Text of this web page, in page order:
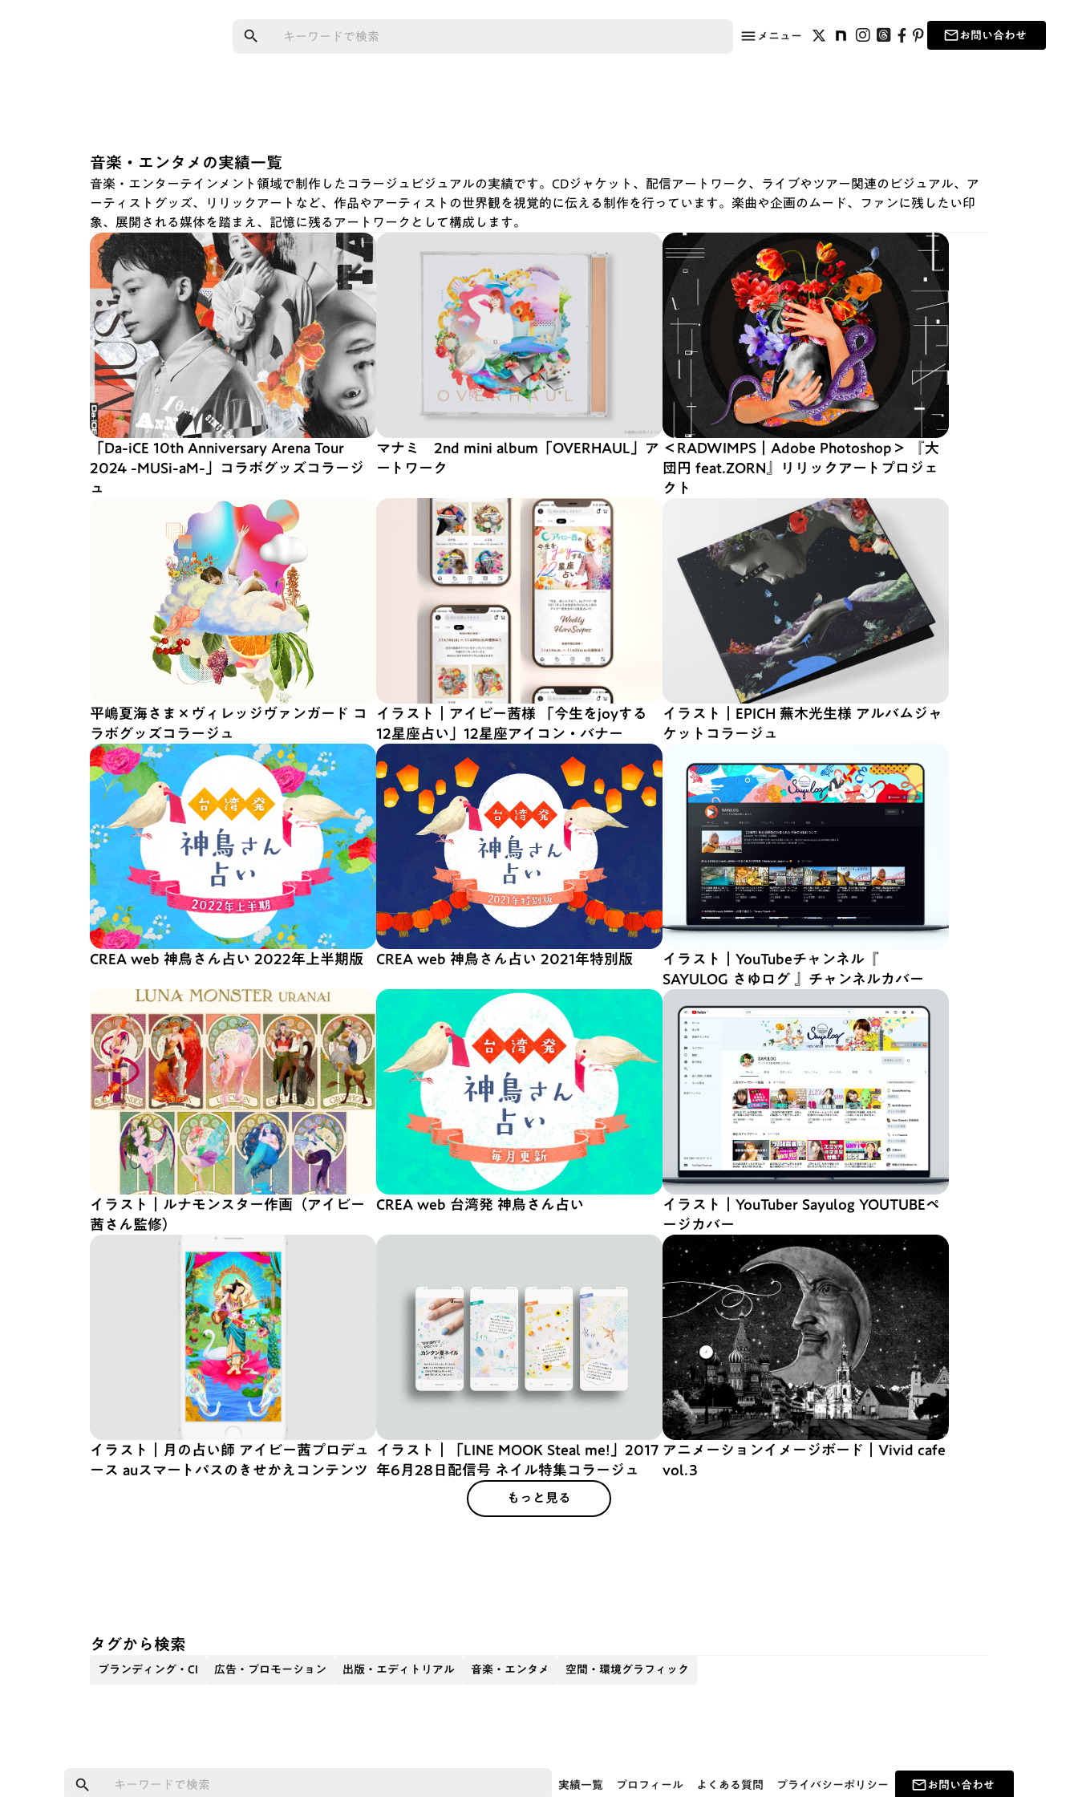
search menuメニュー mail_outlineお問い合わせ
お問い合わせ
音楽・エンタメの実績一覧
音楽・エンターテインメント領域で制作したコラージュビジュアルの実績です。CDジャケット、配信アートワーク、ライブやツアー関連のビジュアル、ア
ーティストグッズ、リリックアートなど、作品やアーティストの世界観を視覚的に伝える制作を行っています。楽曲や企画のムード、ファンに残したい印
象、展開される媒体を踏まえ、記憶に残るアートワークとして構成します。
「Da-iCE 10th Anniversary Arena Tour
2024 -MUSi-aM-」コラボグッズコラージ
ュ
マナミ 2nd mini album「OVERHAUL」ア
ートワーク
＜RADWIMPS｜Adobe Photoshop＞ 『大
団円 feat.ZORN』リリックアートプロジェ
クト
平嶋夏海さま×ヴィレッジヴァンガード コ
ラボグッズコラージュ
イラスト｜アイビー茜様 「今生をjoyする
12星座占い」12星座アイコン・バナー
イラスト｜EPICH 蕪木光生様 アルバムジャ
ケットコラージュ
CREA web 神鳥さん占い 2022年上半期版 CREA web 神鳥さん占い 2021年特別版 イラスト｜YouTubeチャンネル『
SAYULOG さゆログ 』チャンネルカバー
イラスト｜ルナモンスター作画（アイビー
茜さん監修）
CREA web 台湾発 神鳥さん占い イラスト｜YouTuber Sayulog YOUTUBEペ
ージカバー
イラスト｜月の占い師 アイビー茜プロデュ
ース auスマートパスのきせかえコンテンツ
イラスト｜「LINE MOOK Steal me!」2017
年6月28日配信号 ネイル特集コラージュ
アニメーションイメージボード｜Vivid cafe
vol.3
もっと見る
タグから検索
ブランディング・CI 広告・プロモーション 出版・エディトリアル 音楽・エンタメ 空間・環境グラフィック
search 実績一覧 プロフィール よくある質問 プライバシーポリシー mail_outlineお問い合わせ